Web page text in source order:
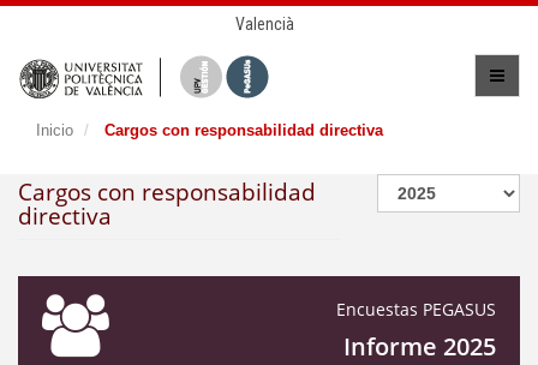
Valencià
Inicio Cargos con responsabilidad directiva
Cargos con responsabilidad
directiva
Encuestas PEGASUS
Informe 2025